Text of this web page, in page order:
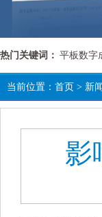
热门关键词： 平板数字
当前位置： 首页 > 新
影